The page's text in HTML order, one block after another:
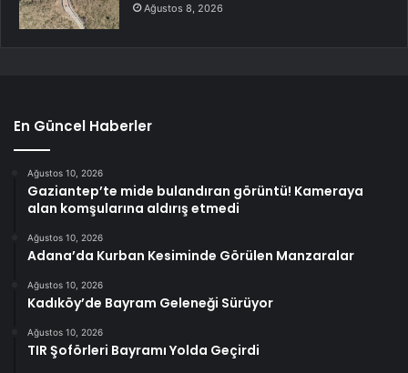
Ağustos 8, 2026
En Güncel Haberler
Ağustos 10, 2026
Gaziantep’te mide bulandıran görüntü! Kameraya
alan komşularına aldırış etmedi
Ağustos 10, 2026
Adana’da Kurban Kesiminde Görülen Manzaralar
Ağustos 10, 2026
Kadıköy’de Bayram Geleneği Sürüyor
Ağustos 10, 2026
TIR Şoförleri Bayramı Yolda Geçirdi